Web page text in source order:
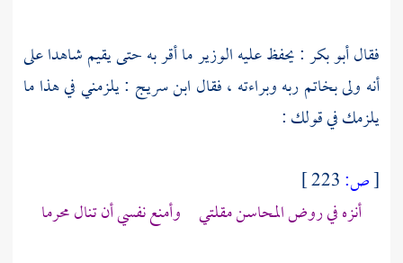
فقالأبو بكر: يحفظ عليه الوزير ما أقر به حتى يقيم شاهدا على
أنه ولى بخاتم ربه وبراءته ، فقال ابن سريج : يلزمني في هذا ما
يلزمك في قولك :
[ص:
أنزه في روض المحاسن مقلتي وأمنع نفسي أن تنال محرما